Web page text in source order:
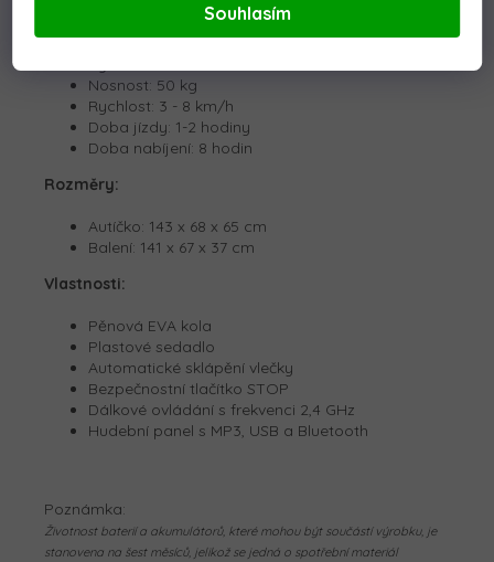
Souhlasím
Baterie: 24V 7Ah
Motor: 4x200W
Nosnost: 50 kg
Rychlost: 3 - 8 km/h
Doba jízdy: 1-2 hodiny
Doba nabíjení: 8 hodin
Rozměry:
Autíčko: 143 x 68 x 65 cm
Balení: 141 x 67 x 37 cm
Vlastnosti:
Pěnová EVA kola
Plastové sedadlo
Automatické sklápění vlečky
Bezpečnostní tlačítko STOP
Dálkové ovládání s frekvenci 2,4 GHz
Hudební panel s MP3, USB a Bluetooth
Poznámka:
Životnost baterií a akumulátorů, které mohou být součástí výrobku, je
stanovena na šest měsíců, jelikož se jedná o spotřební materiál